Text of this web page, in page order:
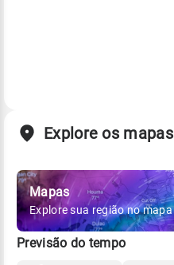
Explore os mapas
Mapas
Explore sua região no mapa
Previsão do tempo